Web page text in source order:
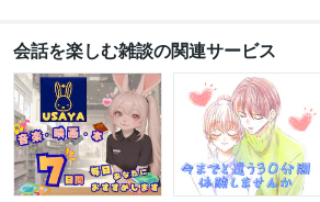
会話を楽しむ雑談の関連サービス